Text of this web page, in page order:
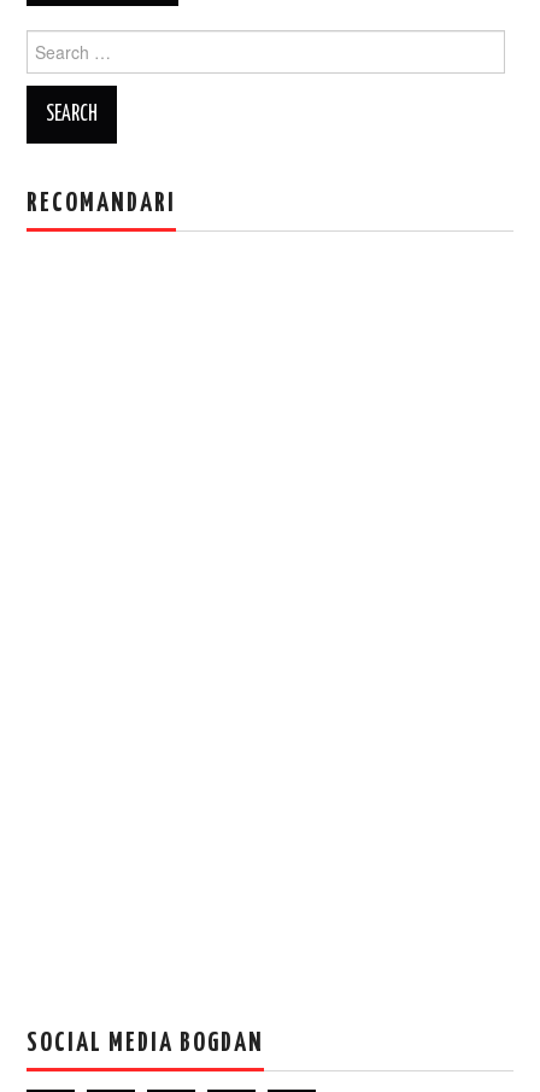
Search
for:
RECOMANDARI
SOCIAL MEDIA BOGDAN